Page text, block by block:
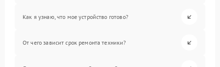
Как я узнаю, что мое устройство готово?
От чего зависит срок ремонта техники?